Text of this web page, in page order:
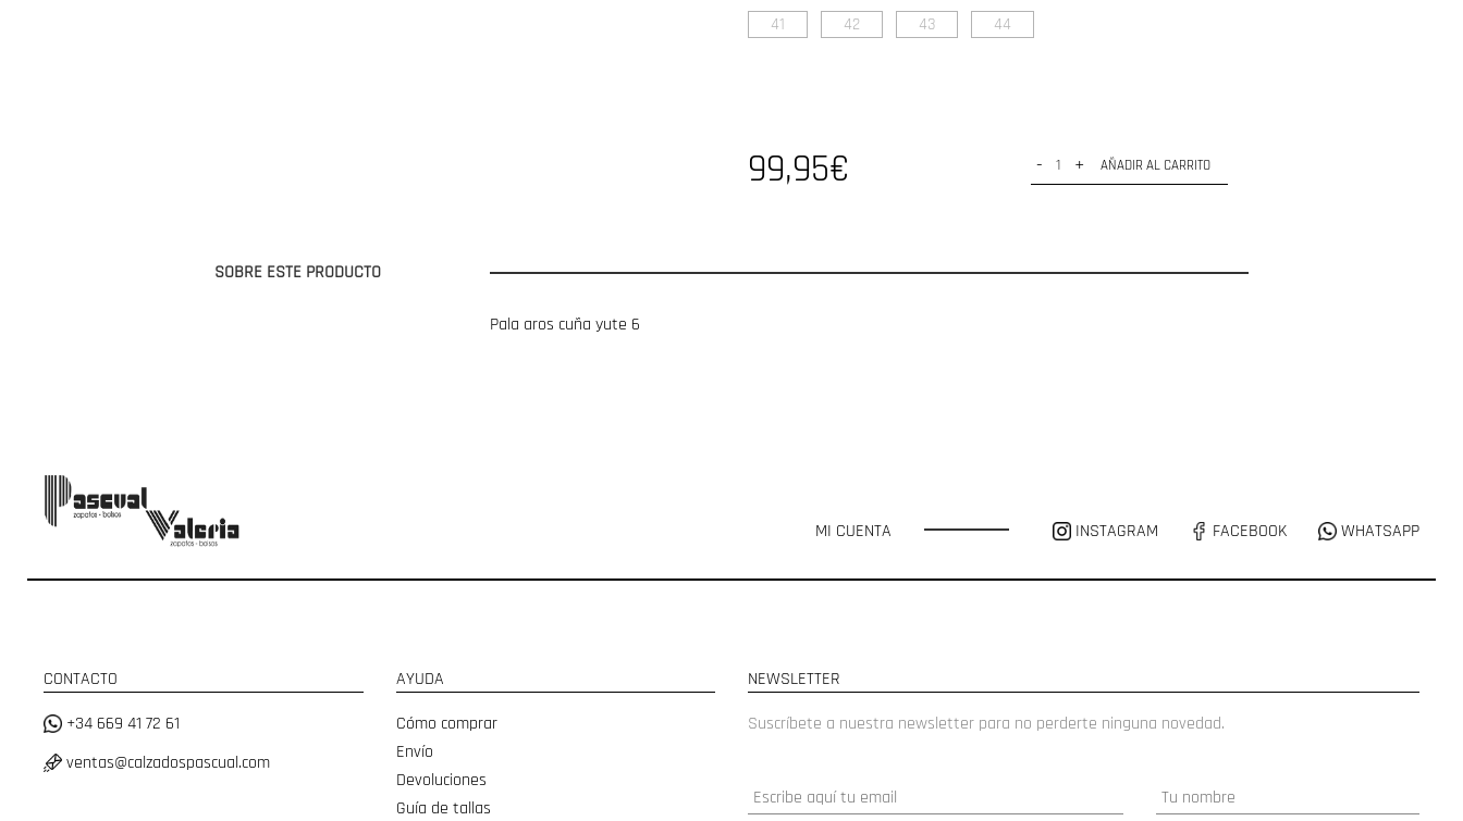
41 42 43 44
99,95€ - + AÑADIR AL CARRITO
SOBRE ESTE PRODUCTO
Pala aros cuña yute 6
MI CUENTA INSTAGRAM FACEBOOK WHATSAPP
CONTACTO
+34 669 41 72 61
ventas@calzadospascual.com
AYUDA
Cómo comprar
Envío
Devoluciones
Guía de tallas
NEWSLETTER
Suscríbete a nuestra newsletter para no perderte ninguna novedad.